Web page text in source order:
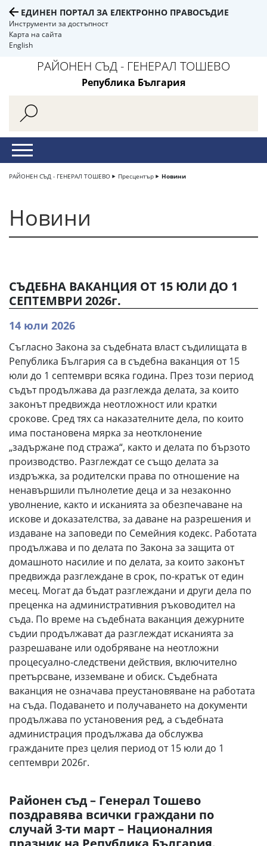
ЕДИНЕН ПОРТАЛ ЗА ЕЛЕКТРОННО ПРАВОСЪДИЕ
Инструменти за достъпност
Карта на сайта
English
РАЙОНЕН СЪД - ГЕНЕРАЛ ТОШЕВО
Република България
РАЙОНЕН СЪД - ГЕНЕРАЛ ТОШЕВО Пресцентър Новини
Новини
СЪДЕБНА ВАКАНЦИЯ ОТ 15 ЮЛИ ДО 1
СЕПТЕМВРИ 2026г.
14 юли 2026
Съгласно Закона за съдебната власт съдилищата в
Република България са в съдебна ваканция от 15
юли до 1 септември всяка година. През този период
съдът продължава да разглежда делата, за които
законът предвижда неотложност или кратки
срокове. Сред тях са наказателните дела, по които
има постановена мярка за неотклонение
„задържане под стража“, както и делата по бързото
производство. Разглеждат се също делата за
издръжка, за родителски права по отношение на
ненавършили пълнолетие деца и за незаконно
уволнение, както и исканията за обезпечаване на
искове и доказателства, за даване на разрешения и
издаване на заповеди по Семейния кодекс. Работата
продължава и по делата по Закона за защита от
домашното насилие и по делата, за които законът
предвижда разглеждане в срок, по-кратък от един
месец. Могат да бъдат разглеждани и други дела по
преценка на административния ръководител на
съда. По време на съдебната ваканция дежурните
съдии продължават да разглеждат исканията за
разрешаване или одобряване на неотложни
процесуално-следствени действия, включително
претърсване, изземване и обиск. Съдебната
ваканция не означава преустановяване на работата
на съда. Подаването и получаването на документи
продължава по установения ред, а съдебната
администрация продължава да обслужва
гражданите през целия период от 15 юли до 1
септември 2026г.
Районен съд – Генерал Тошево
поздравява всички граждани по
случай 3-ти март – Националния